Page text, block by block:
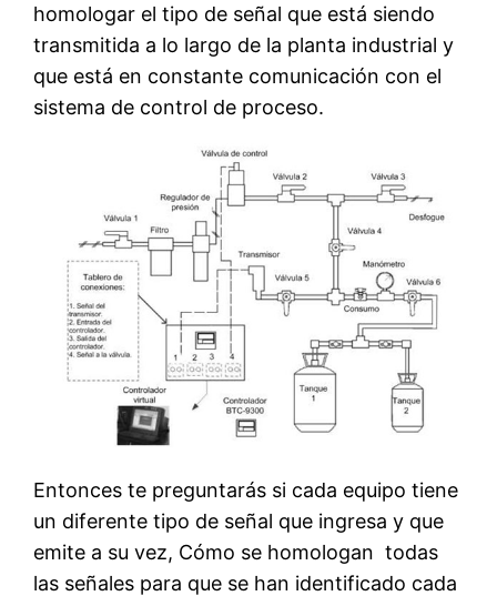
homologar el tipo de señal que está siendo
transmitida a lo largo de la planta industrial y
que está en constante comunicación con el
sistema de control de proceso.
Entonces te preguntarás si cada equipo tiene
un diferente tipo de señal que ingresa y que
emite a su vez, Cómo se homologan todas
las señales para que se han identificado cada